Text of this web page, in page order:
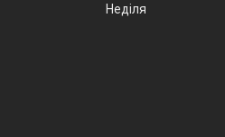
Неділя